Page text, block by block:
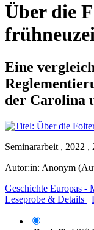
Über die
Eine
der Carolina
Seminararbeit , 2022 ,
Autor:in: Anonym
Geschichte Europas -
Leseprobe & Details